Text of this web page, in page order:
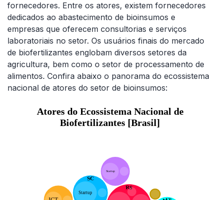
fornecedores. Entre os atores, existem fornecedores
dedicados ao abastecimento de bioinsumos e
empresas que oferecem consultorias e serviços
laboratoriais no setor. Os usuários finais do mercado
de biofertilizantes englobam diversos setores da
agricultura, bem como o setor de processamento de
alimentos. Confira abaixo o panorama do ecossistema
nacional de atores do setor de bioinsumos: